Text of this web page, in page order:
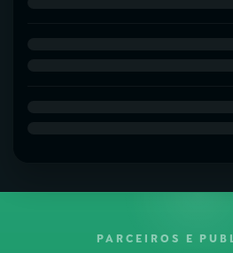
PARCEIROS E